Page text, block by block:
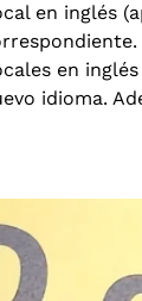
en inglés
en
idioma.